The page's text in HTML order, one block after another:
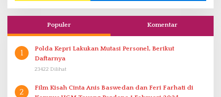
Populer Komentar
1
Polda Kepri Lakukan Mutasi Personel, Berikut
Daftarnya
23422 Dilihat
2
Film Kisah Cinta Anis Baswedan dan Feri Farhati di